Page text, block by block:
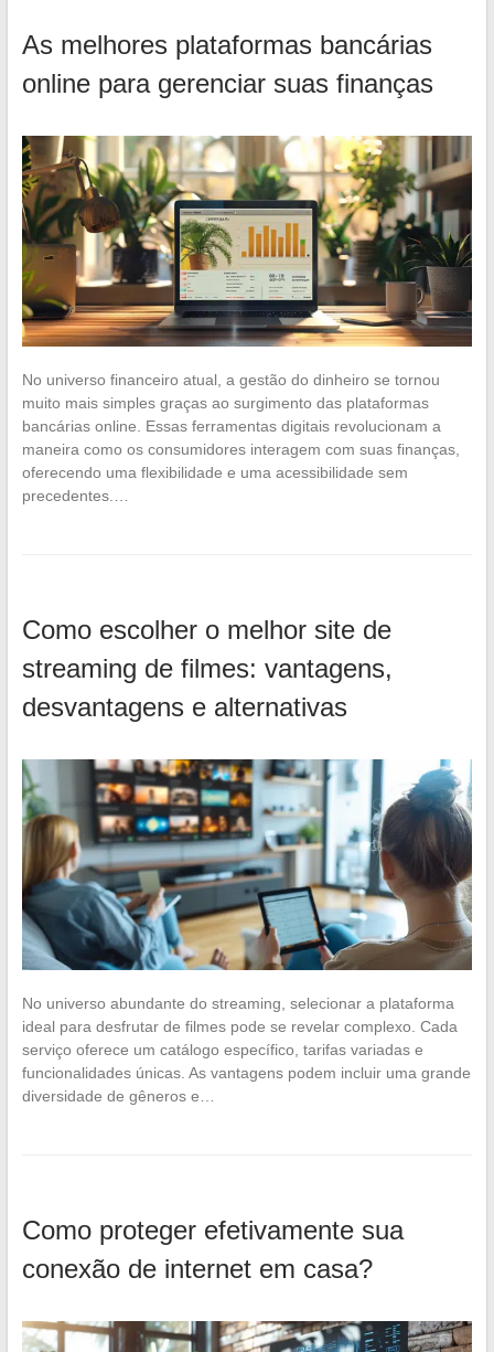
As melhores plataformas bancárias
online para gerenciar suas finanças
No universo financeiro atual, a gestão do dinheiro se tornou
muito mais simples graças ao surgimento das plataformas
bancárias online. Essas ferramentas digitais revolucionam a
maneira como os consumidores interagem com suas finanças,
oferecendo uma flexibilidade e uma acessibilidade sem
precedentes.…
Como escolher o melhor site de
streaming de filmes: vantagens,
desvantagens e alternativas
No universo abundante do streaming, selecionar a plataforma
ideal para desfrutar de filmes pode se revelar complexo. Cada
serviço oferece um catálogo específico, tarifas variadas e
funcionalidades únicas. As vantagens podem incluir uma grande
diversidade de gêneros e…
Como proteger efetivamente sua
conexão de internet em casa?